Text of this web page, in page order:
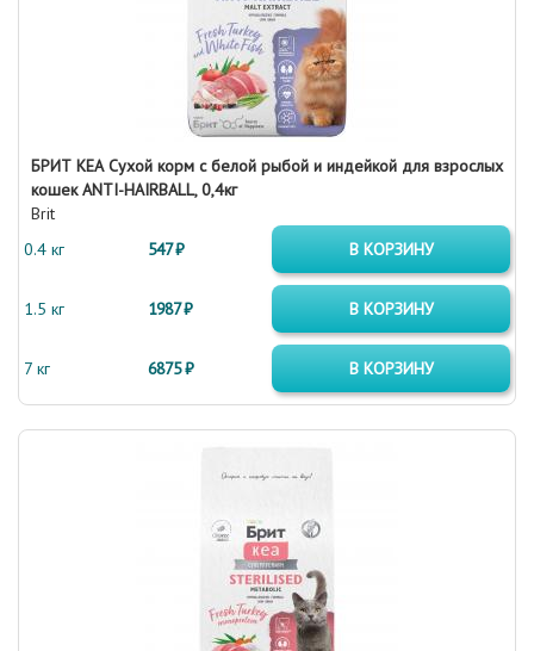
БРИТ КЕА Сухой корм с белой рыбой и индейкой для взрослых
кошек ANTI-HAIRBALL, 0,4кг
Brit
0.4 кг
547 ₽ В КОРЗИНУ
1.5 кг 1987 ₽ В КОРЗИНУ
7 кг 6875 ₽ В КОРЗИНУ